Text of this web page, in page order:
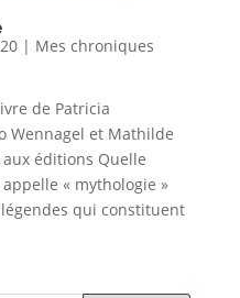
| Mes chroniques
de Patricia
Wennagel et Mathilde
éditions Quelle
appelle « mythologie »
qui constituent